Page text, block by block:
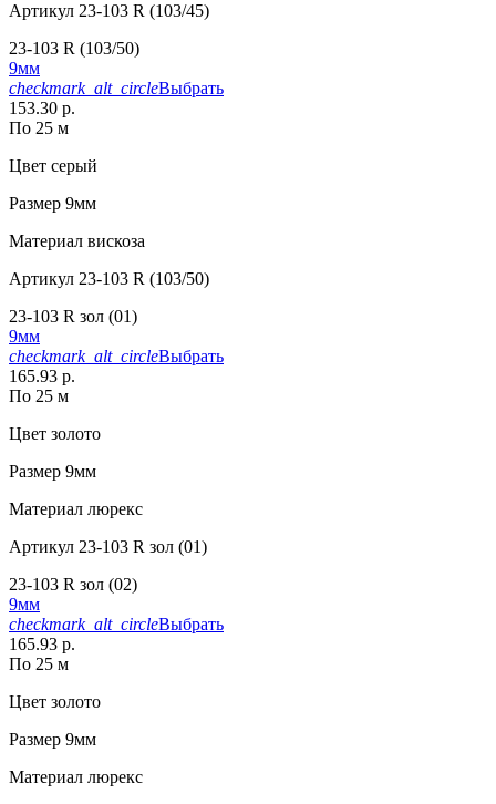
Артикул 23-103 R (103/45)
23-103 R (103/50)
9мм
checkmark_alt_circleВыбрать
153.30 р.
По 25 м
Цвет серый
Размер 9мм
Материал вискоза
Артикул 23-103 R (103/50)
23-103 R зол (01)
9мм
checkmark_alt_circleВыбрать
165.93 р.
По 25 м
Цвет золото
Размер 9мм
Материал люрекс
Артикул 23-103 R зол (01)
23-103 R зол (02)
9мм
checkmark_alt_circleВыбрать
165.93 р.
По 25 м
Цвет золото
Размер 9мм
Материал люрекс